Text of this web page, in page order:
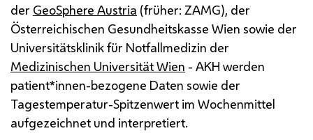
der GeoSphere Austria (früher: ZAMG), der
Österreichischen Gesundheitskasse Wien sowie der
Universitätsklinik für Notfallmedizin der
Medizinischen Universität Wien - AKH werden
patient*innen-bezogene Daten sowie der
Tagestemperatur-Spitzenwert im Wochenmittel
aufgezeichnet und interpretiert.